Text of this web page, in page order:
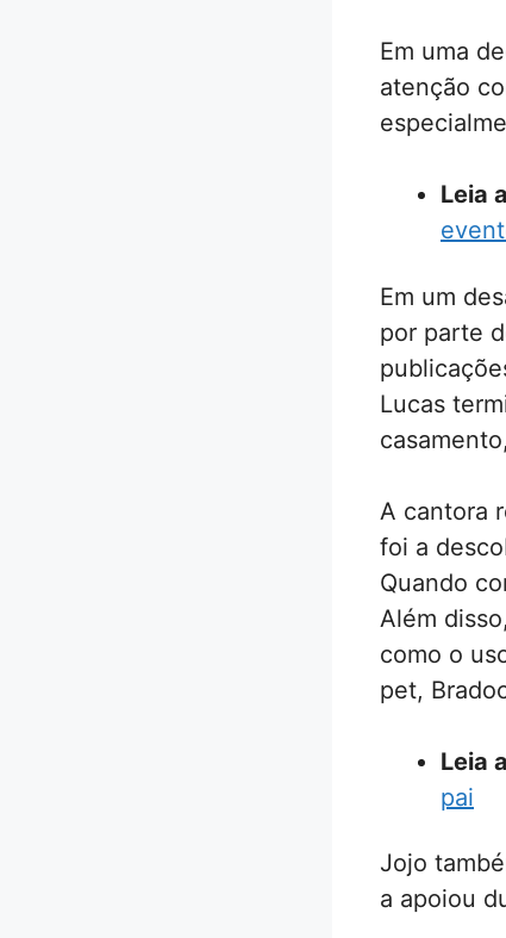
Em uma
atenção
Leia
Em um
por parte
Lucas
A cantora
foi a
Quando
Além
como o
pet,
Leia
pai
Jojo
a apoiou